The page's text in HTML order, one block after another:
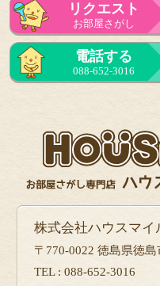
リクエスト
お部屋さがし
電話する
088-652-3016
株式会社ハウスマイ
〒770-0022 徳島県徳
TEL : 088-652-3016